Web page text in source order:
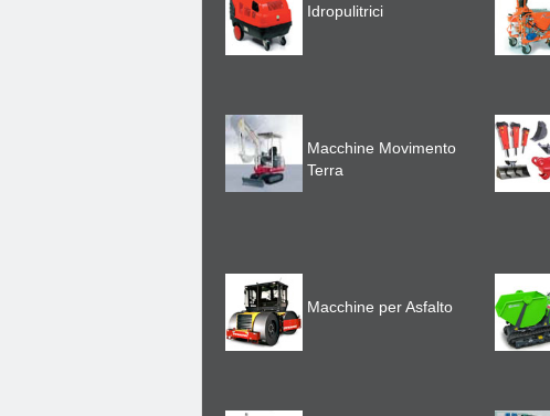
Idropulitrici
Macchine Movimento
Terra
Macchine per Asfalto